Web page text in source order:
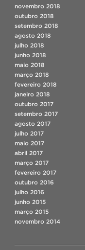
novembro 2018
outubro 2018
setembro 2018
agosto 2018
julho 2018
junho 2018
maio 2018
março 2018
fevereiro 2018
janeiro 2018
outubro 2017
setembro 2017
agosto 2017
julho 2017
maio 2017
abril 2017
março 2017
fevereiro 2017
outubro 2016
julho 2016
junho 2015
março 2015
novembro 2014